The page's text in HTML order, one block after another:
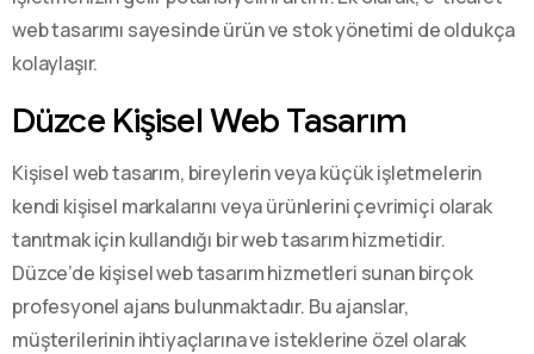
web tasarımı sayesinde ürün ve stok yönetimi de oldukça
kolaylaşır.
Düzce Kişisel Web Tasarım
Kişisel web tasarım, bireylerin veya küçük işletmelerin
kendi kişisel markalarını veya ürünlerini çevrimiçi olarak
tanıtmak için kullandığı bir web tasarım hizmetidir.
Düzce’de kişisel web tasarım hizmetleri sunan birçok
profesyonel ajans bulunmaktadır. Bu ajanslar,
müşterilerinin ihtiyaçlarına ve isteklerine özel olarak